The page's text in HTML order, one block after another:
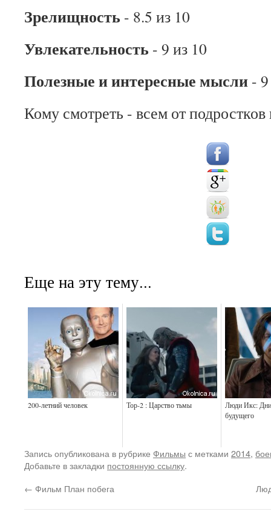
Зрелищность - 8.5 из 10
Увлекательность - 9 из 10
Полезные и интересные мысли -
Кому смотреть - всем от
Еще на эту тему...
200-летний человек Тор-2 : Царство тьмы
Люди Икс:
будущего
Запись опубликована в рубрике Фильмы с метками 2014,
Добавьте в закладки постоянную ссылку.
← Фильм План побега